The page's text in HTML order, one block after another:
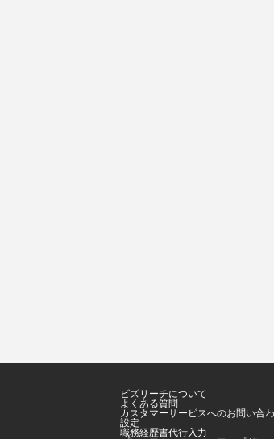
ビズリーチについて
よくある質問
カスタマーサービスへのお問い合
設定
職務経歴書代行入力